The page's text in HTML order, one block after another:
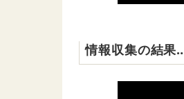
情報収集の結